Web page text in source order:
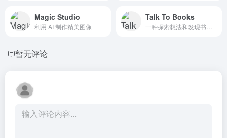
Magic Studio
利用 AI 制作精美图像
Talk To Books
暂无评论